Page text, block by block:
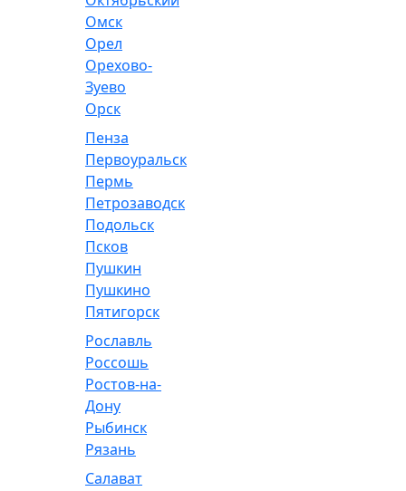
Омск
Орел
Орехово-
Зуево
Орск
Пенза
Первоуральск
Пермь
Петрозаводск
Подольск
Псков
Пушкин
Пушкино
Пятигорск
Рославль
Россошь
Ростов-на-
Дону
Рыбинск
Рязань
Салават